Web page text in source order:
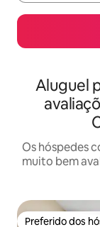
Aluguel
Os hóspedes
muito bem
Preferido dos